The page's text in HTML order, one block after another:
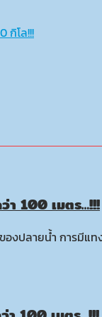
กิโล!!!
า 100 เมตร…!!!
งปลายน้ำ การมีแท